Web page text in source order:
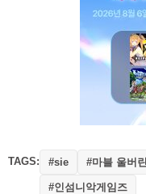
TAGS: #sie #마블 울버린
#인섬니악게임즈